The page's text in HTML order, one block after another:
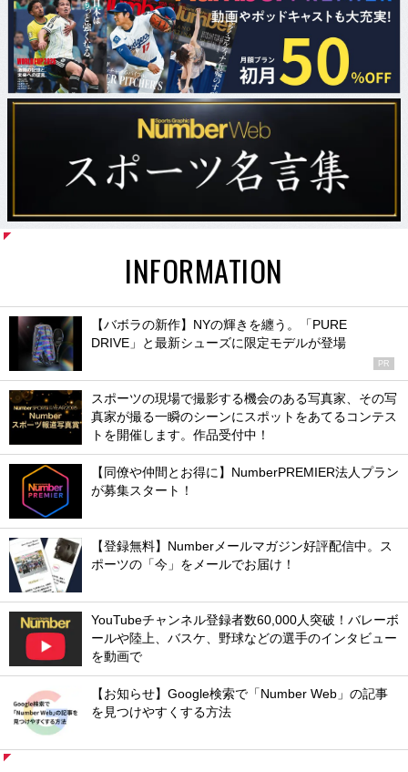
INFORMATION
【バボラの新作】NYの輝きを纏う。「PURE
DRIVE」と最新シューズに限定モデルが登場
PR
スポーツの現場で撮影する機会のある写真家、その写
真家が撮る一瞬のシーンにスポットをあてるコンテス
トを開催します。作品受付中！
【同僚や仲間とお得に】NumberPREMIER法人プラン
が募集スタート！
【登録無料】Numberメールマガジン好評配信中。ス
ポーツの「今」をメールでお届け！
YouTubeチャンネル登録者数60,000人突破！バレーボ
ールや陸上、バスケ、野球などの選手のインタビュー
を動画で
【お知らせ】Google検索で「Number Web」の記事
を見つけやすくする方法